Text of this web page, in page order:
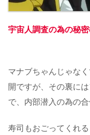
宇宙人調査の為の秘
マナブちゃんじゃな
開ですが、その裏に
で、内部潜入の為の
寿司もおごってくれ